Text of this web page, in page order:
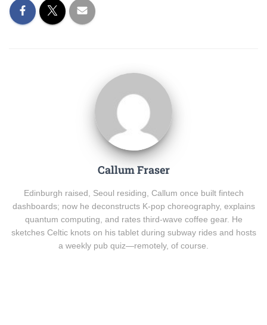
Callum Fraser
Edinburgh raised, Seoul residing, Callum once built fintech
dashboards; now he deconstructs K-pop choreography, explains
quantum computing, and rates third-wave coffee gear. He
sketches Celtic knots on his tablet during subway rides and hosts
a weekly pub quiz—remotely, of course.